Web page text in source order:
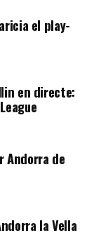
el play-
en directe:
Andorra de
la Vella